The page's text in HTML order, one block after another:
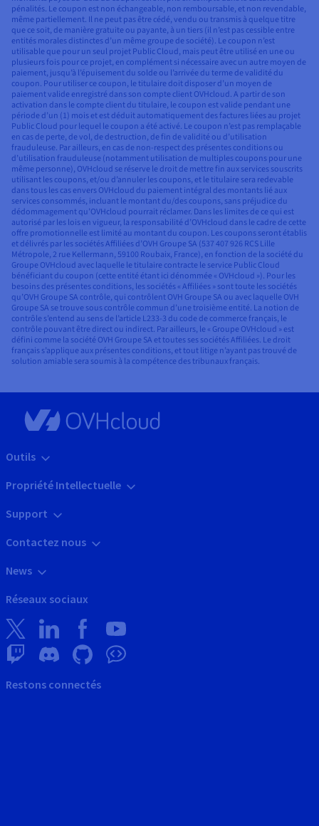
pénalités. Le coupon est non échangeable, non remboursable, et non revendable,
même partiellement. Il ne peut pas être cédé, vendu ou transmis à quelque titre
que ce soit, de manière gratuite ou payante, à un tiers (il n’est pas cessible entre
entités morales distinctes d’un même groupe de société). Le coupon n’est
utilisable que pour un seul projet Public Cloud, mais peut être utilisé en une ou
plusieurs fois pour ce projet, en complément si nécessaire avec un autre moyen de
paiement, jusqu’à l’épuisement du solde ou l’arrivée du terme de validité du
coupon. Pour utiliser ce coupon, le titulaire doit disposer d’un moyen de
paiement valide enregistré dans son compte client OVHcloud. A partir de son
activation dans le compte client du titulaire, le coupon est valide pendant une
période d’un (1) mois et est déduit automatiquement des factures liées au projet
Public Cloud pour lequel le coupon a été activé. Le coupon n’est pas remplaçable
en cas de perte, de vol, de destruction, de fin de validité ou d’utilisation
frauduleuse. Par ailleurs, en cas de non-respect des présentes conditions ou
d’utilisation frauduleuse (notamment utilisation de multiples coupons pour une
même personne), OVHcloud se réserve le droit de mettre fin aux services souscrits
utilisant les coupons, et/ou d’annuler les coupons, et le titulaire sera redevable
dans tous les cas envers OVHcloud du paiement intégral des montants lié aux
services consommés, incluant le montant du/des coupons, sans préjudice du
dédommagement qu’OVHcloud pourrait réclamer. Dans les limites de ce qui est
autorisé par les lois en vigueur, la responsabilité d’OVHcloud dans le cadre de cette
offre promotionnelle est limité au montant du coupon. Les coupons seront établis
et délivrés par les sociétés Affiliées d’OVH Groupe SA (537 407 926 RCS Lille
Métropole, 2 rue Kellermann, 59100 Roubaix, France), en fonction de la société du
Groupe OVHcloud avec laquelle le titulaire contracte le service Public Cloud
bénéficiant du coupon (cette entité étant ici dénommée « OVHcloud »). Pour les
besoins des présentes conditions, les sociétés « Affiliées » sont toute les sociétés
qu’OVH Groupe SA contrôle, qui contrôlent OVH Groupe SA ou avec laquelle OVH
Groupe SA se trouve sous contrôle commun d’une troisième entité. La notion de
contrôle s’entend au sens de l’article L233-3 du code de commerce français, le
contrôle pouvant être direct ou indirect. Par ailleurs, le « Groupe OVHcloud » est
défini comme la société OVH Groupe SA et toutes ses sociétés Affiliées. Le droit
français s’applique aux présentes conditions, et tout litige n’ayant pas trouvé de
solution amiable sera soumis à la compétence des tribunaux français.
Outils
Propriété Intellectuelle
Support
Contactez nous
News
Réseaux sociaux
Restons connectés